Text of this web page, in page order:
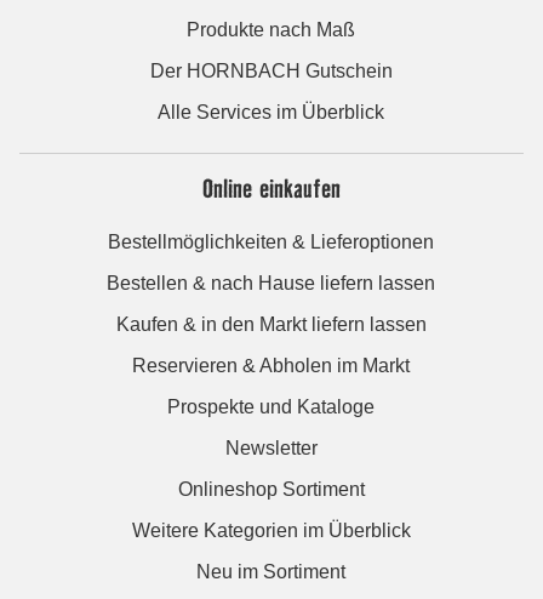
Produkte nach Maß
Der HORNBACH Gutschein
Alle Services im Überblick
Online einkaufen
Bestellmöglichkeiten & Lieferoptionen
Bestellen & nach Hause liefern lassen
Kaufen & in den Markt liefern lassen
Reservieren & Abholen im Markt
Prospekte und Kataloge
Newsletter
Onlineshop Sortiment
Weitere Kategorien im Überblick
Neu im Sortiment